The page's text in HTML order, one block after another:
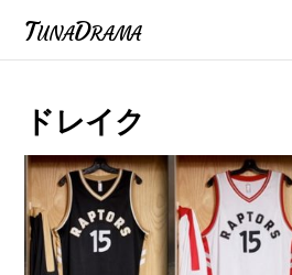
TunaDrama
ドレイク